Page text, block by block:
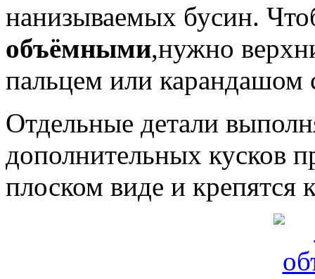
нанизываемых бусин.
объёмными,нужно
пальцем или карандашом
Отдельные детали
дополнительных кусков
плоском виде и крепятся